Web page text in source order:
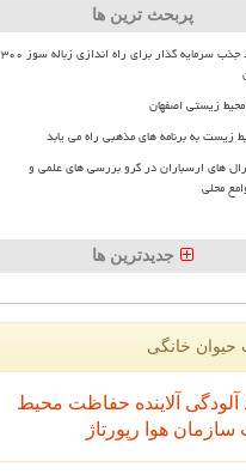
پربحث ترین ها
آغاز فرایند جذب سرمایه گذار برای راه اندازی زباله سوز ۳۰۰
محیط زیستی اصفهان
زیست به برنامه های مذهبی راه می یابد
های ارسباران در گرو بررسی های علمی و
محلی
جدیدترین ها
حیوان خانگی
آلودگی آلاینده حفاظت محیط
سازمان هوا رپورتاژ